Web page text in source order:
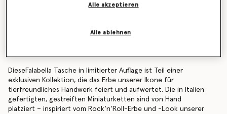
DieseFalabella Tasche in limitierter Auflage ist Teil einer
exklusiven Kollektion, die das Erbe unserer Ikone für
tierfreundliches Handwerk feiert und aufwertet. Die in Italien
gefertigten, gestreiften Miniaturketten sind von Hand
platziert – inspiriert vom Rock‘n‘Roll-Erbe und -Look unserer
Alle ablehnen
Alle akzeptieren